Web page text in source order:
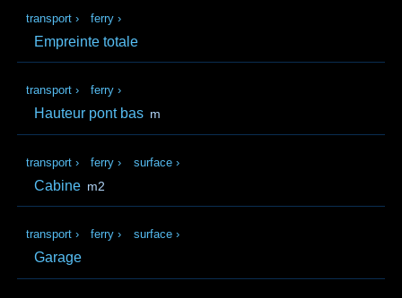
transport › ferry ›
Empreinte totale
transport › ferry ›
Hauteur pont bas m
transport › ferry › surface ›
Cabine m2
transport › ferry › surface ›
Garage